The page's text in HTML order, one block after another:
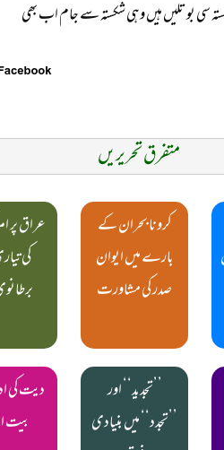
سی بوتلیں ہیں وہی شکستہ سے جام اب بھی
متفرق تحریریں
کرونا بحران کے
بارے میں ایوان
صدر کی مشاورت
عراق پر
کی
’’تجدید‘‘ اور
’’تجدد‘‘ میں بنیادی
دیت کی
بیت